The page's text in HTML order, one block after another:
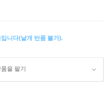
니다(낱개 반품 불가).
을 팔기